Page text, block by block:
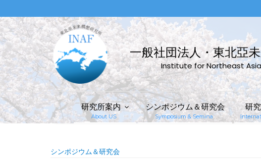
to
content
一般社団法人・東北亞
Institute for Northeast
About US
研究所案内
Symposium & Semina
シンポジウム＆研究会 研
シンポジウム＆研究会